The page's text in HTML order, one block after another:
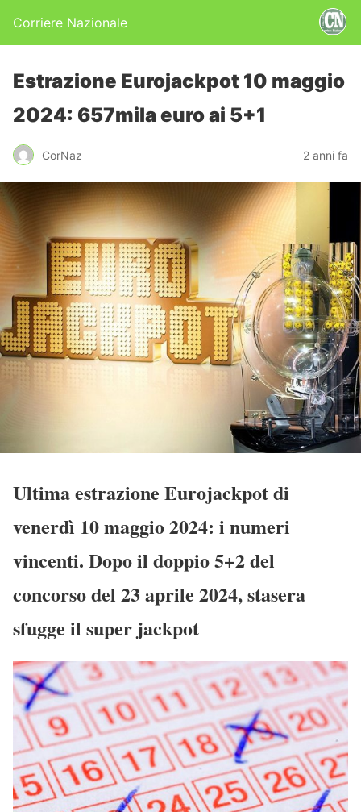
Corriere Nazionale
Estrazione Eurojackpot 10 maggio
2024: 657mila euro ai 5+1
CorNaz 2 anni fa
Ultima estrazione Eurojackpot di
venerdì 10 maggio 2024: i numeri
vincenti. Dopo il doppio 5+2 del
concorso del 23 aprile 2024, stasera
sfugge il super jackpot